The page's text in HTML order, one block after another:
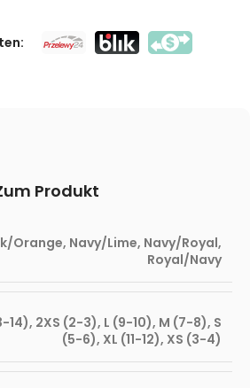
Produkt
Orange, Navy/Lime, Navy/Royal,
Royal/Navy
14), 2XS (2-3), L (9-10), M (7-8), S
(5-6), XL (11-12), XS (3-4)